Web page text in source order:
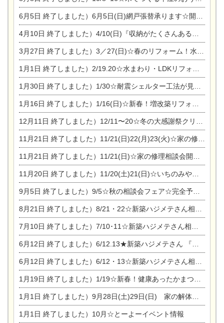
6月5日 終了しました）6月5日(日)網戸張替承ります☆開催！
4月10日 終了しました）4/10(日)『収納がたくさんあるおうち現場見学会』
3月27日 終了しました）3／27(日)☆春のリフォーム！水まわりLDKリフォーム相談会&今がチャンス！エアコン相談会
1月1日 終了しました）2/19.20☆水まわり・LDKリフォーム相談会＆エアコン相談会
1月30日 終了しました）1/30☆耐震シェルター工法が見れる完成見学会
1月16日 終了しました）1/16(日)☆新春！増改築リフォーム&家の修理まつり
12月11日 終了しました）12/11〜20☆冬の大感謝祭クリスマス相談会開催
11月21日 終了しました）11/21(日)22(月)23(火)☆家の修理まつり＆増改築リフォーム相談会
11月21日 終了しました）11/21(日)☆家の修理相談会開催 in 扶桑オークビレッジ
11月20日 終了しました）11/20(土)21(日)☆いちのみや逸品市に出店します【ひのきのバラ販売】
9月5日 終了しました）9/5☆秋の相談会フェア☆完全予約制
8月21日 終了しました）8/21・22☆新築ハジメテさん相談会 『集まれ！農地に家を建てたい人！』
7月10日 終了しました）7/10･11☆新築ハジメテさん相談会 『集まれ！農地に家を建てたい人！』完全予約制
6月12日 終了しました）6/12.13★新築ハジメテさん 『木の家 現場体感見学会』
6月12日 終了しました）6/12・13☆新築ハジメテさん相談会『今ある土地に家を建てる際の注意点』
1月19日 終了しました）1/19☆新春！健康あったかまつり＆増改築リフォームまつり
1月1日 終了しました）9月28日(土)29日(日) 家の解体なんでも相談会
1月1日 終了しました）10月☆とーよーイベント情報